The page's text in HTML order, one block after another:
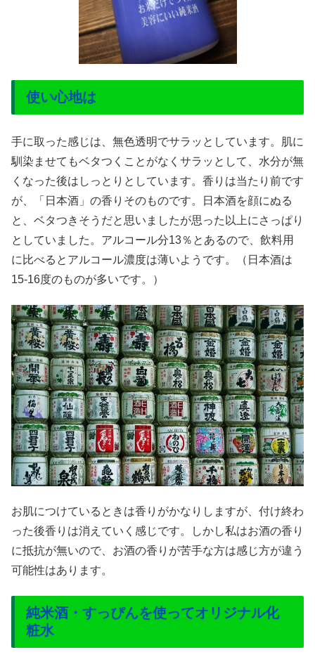
使い心地は
手に取った感じは、無色透明でサラッとしています。肌に
馴染ませてもベタつくことがなくサラッとして、水分が無
くなった後はしっとりとしています。香りは当たり前です
が、「日本酒」の香りそのものです。日本酒を顔にぬる
と、ベタつきそうだと思いましたが思った以上にさっぱり
としていました。アルコール分13％とあるので、飲料用
に比べるとアルコール濃度は薄いようです。（日本酒は
15-16度のものが多いです。）
お肌につけているときは香りがかなりしますが、付け終わ
った後香りは消えていく感じです。しかし私はお酒の香り
に抵抗が無いので、お酒の香りが苦手な方は感じ方が違う
可能性はあります。
純米酒・すっぴんを使ってオリジナル化
粧水